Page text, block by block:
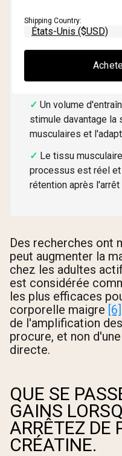
séries
Plus d'ATP
d'entraînement plus
répétitions, plus de
temps.
Un volume
stimule davantage la
musculaires et
Le tissu
processus est réel
rétention après l'arrêt
Des recherches ont
peut augmenter la
chez les adultes
est considérée
les plus efficaces
corporelle maigre [6]
de l'amplification
procure, et non
directe.
QUE SE
GAINS
ARRÊTEZ DE
CRÉATINE.
Shipping Country: